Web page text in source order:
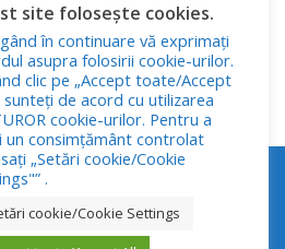
Politica privind fișierele cookies
Personal
din România - RO.AS.IT.
site folosește cookies.
în continuare vă exprimați
asupra folosirii cookie-urilor.
clic pe „Accept toate/Accept
sunteți de acord cu utilizarea
cookie-urilor. Pentru a
un consimțământ controlat
„Setări cookie/Cookie
.
cookie/Cookie Settings